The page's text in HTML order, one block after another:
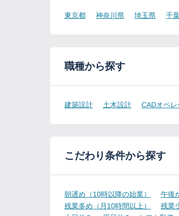
東京都 神奈川県 埼玉県 千
職種から探す
建築設計 土木設計 CADオペレ
こだわり条件から探す
朝遅め（10時以降の始業） 午後
残業多め（月10時間以上）
残業